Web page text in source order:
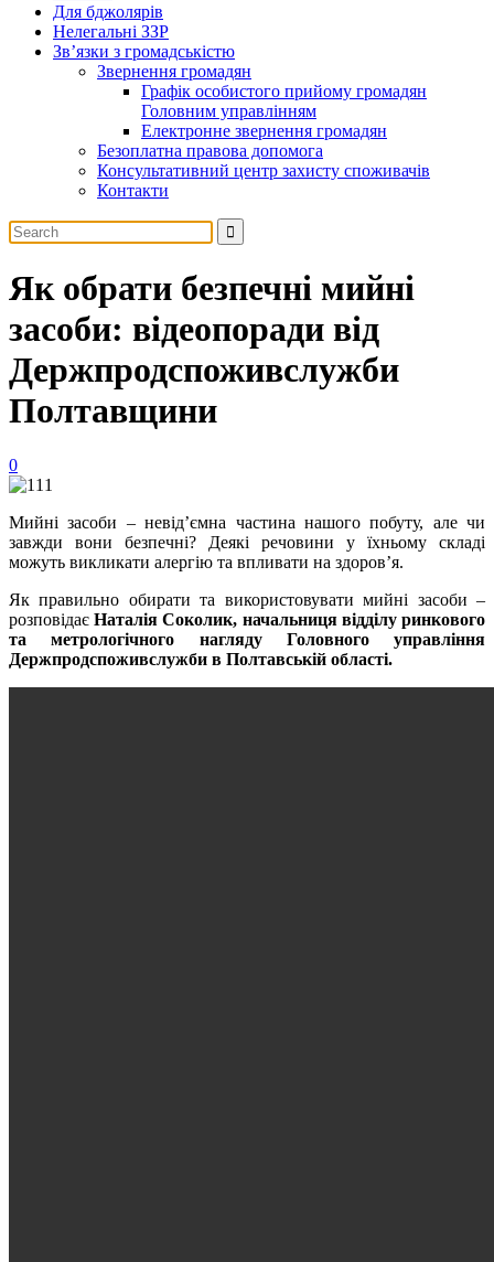
Для бджолярів
Нелегальні ЗЗР
Зв’язки з громадськістю
Звернення громадян
Графік особистого прийому громадян
Головним управлінням
Електронне звернення громадян
Безоплатна правова допомога
Консультативний центр захисту споживачів
Контакти
Як обрати безпечні мийні
засоби: відеопоради від
Держпродспоживслужби
Полтавщини
0
Мийні засоби – невід’ємна частина нашого побуту, але чи
завжди вони безпечні? Деякі речовини у їхньому складі
можуть викликати алергію та впливати на здоров’я.
Як правильно обирати та використовувати мийні засоби –
розповідаєНаталія Соколик, начальниця відділу ринкового
та метрологічного нагляду Головного управління
Держпродспоживслужби в Полтавській області.